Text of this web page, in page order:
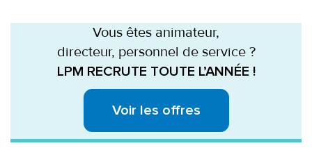
Vous êtes animateur,
directeur, personnel de service ?
LPM RECRUTE TOUTE L’ANNÉE !
Voir les offres